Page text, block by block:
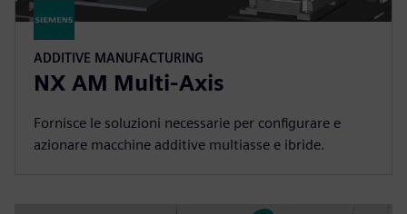
ADDITIVE MANUFACTURING
NX AM Multi-Axis
Fornisce le soluzioni necessarie per configurare e
azionare macchine additive multiasse e ibride.